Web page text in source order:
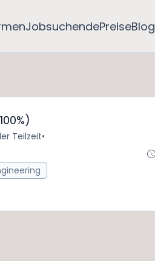
JobsuchendePreiseBlog
Teilzeit•